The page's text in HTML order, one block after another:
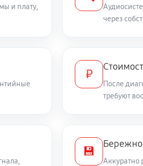
и плату,
через
₽
После
требуют
💾
Бережно
Аккуратно